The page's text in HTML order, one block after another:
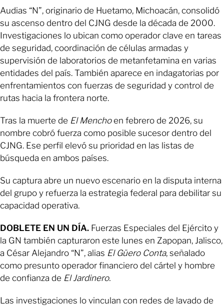
Audias “N”, originario de Huetamo, Michoacán, consolidó
su ascenso dentro del CJNG desde la década de 2000.
Investigaciones lo ubican como operador clave en tareas
de seguridad, coordinación de células armadas y
supervisión de laboratorios de metanfetamina en varias
entidades del país. También aparece en indagatorias por
enfrentamientos con fuerzas de seguridad y control de
rutas hacia la frontera norte.
Tras la muerte de El Menchoen febrero de 2026, su
nombre cobró fuerza como posible sucesor dentro del
CJNG. Ese perfil elevó su prioridad en las listas de
búsqueda en ambos países.
Su captura abre un nuevo escenario en la disputa interna
del grupo y refuerza la estrategia federal para debilitar su
capacidad operativa.
DOBLETE EN UN DÍA. Fuerzas Especiales del Ejército y
la GN también capturaron este lunes en Zapopan, Jalisco,
a César Alejandro “N”, alias El Güero Conta, señalado
como presunto operador financiero del cártel y hombre
de confianza de El Jardinero.
Las investigaciones lo vinculan con redes de lavado de